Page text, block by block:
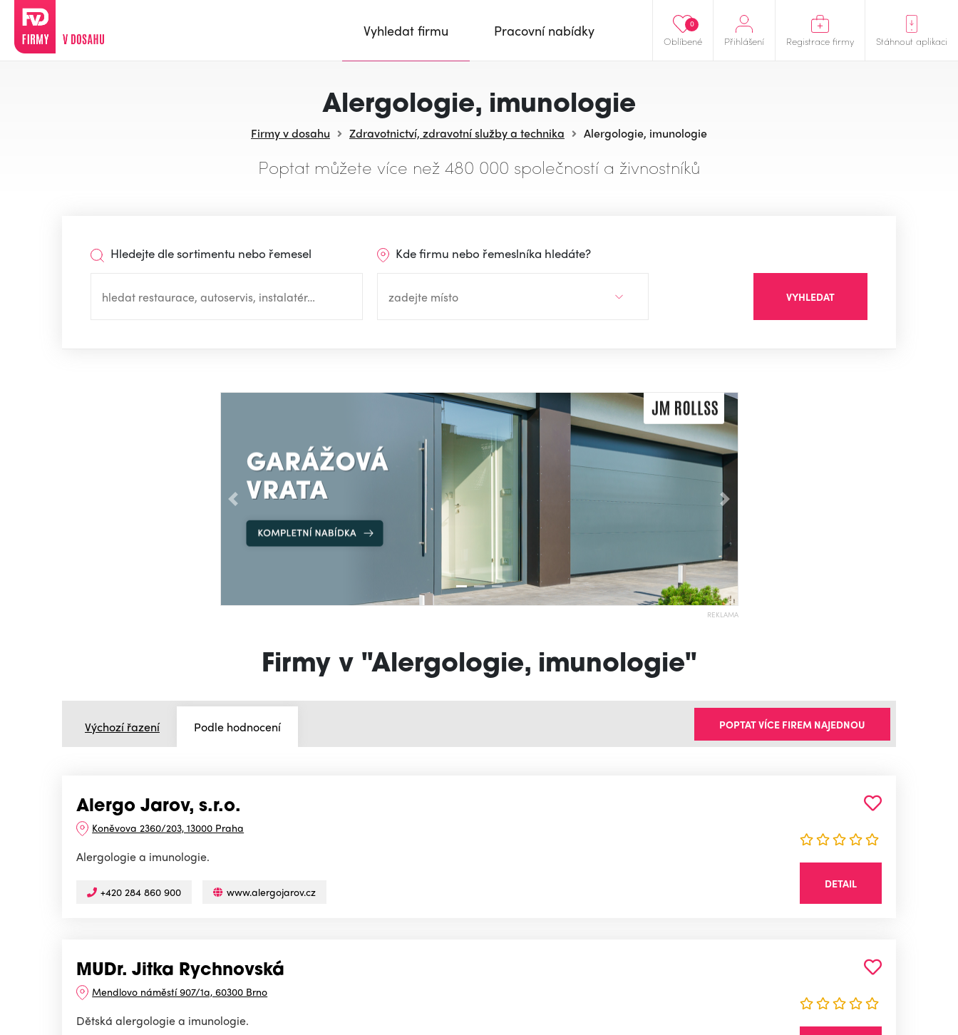
Oblíbené
0
Přihlášení Registrace firmy Stáhnout aplikaci
Vyhledat firmu Pracovní nabídky
Alergologie, imunologie
Firmy v dosahu Zdravotnictví, zdravotní služby a technika Alergologie, imunologie
Poptat můžete více než 480 000 společností a živnostníků
Hledejte dle sortimentu nebo řemesel Kde firmu nebo řemeslníka hledáte?
VYHLEDAT
Předchozí Následující
REKLAMA
Firmy v "Alergologie, imunologie"
Výchozí řazení Podle hodnocení POPTAT VÍCE FIREM NAJEDNOU
Alergo Jarov, s.r.o.
Koněvova 2360/203, 13000 Praha
Alergologie a imunologie.
+420 284 860 900 www.alergojarov.cz
DETAIL
MUDr. Jitka Rychnovská
Mendlovo náměstí 907/1a, 60300 Brno
Dětská alergologie a imunologie.